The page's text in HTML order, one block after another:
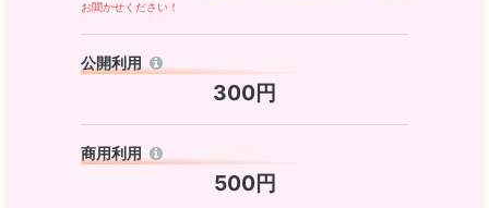
お聞かせください！
公開利用
300円
商用利用
500円